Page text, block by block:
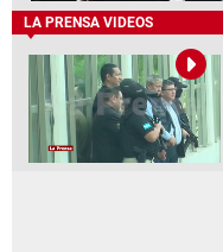
LA PRENSA VIDEOS